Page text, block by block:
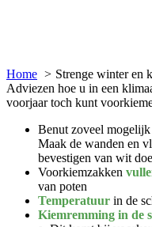
Home
Strenge winter en
Adviezen hoe u in een
voorjaar toch kunt
Benut zoveel mogelijk
Maak de wanden en
bevestigen van wit
Voorkiemzakken
van poten
Temperatuur in de
Kiemremming in de